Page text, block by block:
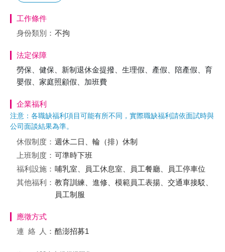
工作條件
身份類別： 不拘
法定保障
勞保、健保、新制退休金提撥、生理假、產假、陪產假、育
嬰假、家庭照顧假、加班費
企業福利
注意：各職缺福利項目可能有所不同，實際職缺福利請依面試時與
公司面談結果為準。
休假制度： 週休二日、輪（排）休制
上班制度： 可準時下班
福利設施： 哺乳室、員工休息室、員工餐廳、員工停車位
其他福利： 教育訓練、進修、模範員工表揚、交通車接駁、
員工制服
應徵方式
連絡
人： 酷澎招募1